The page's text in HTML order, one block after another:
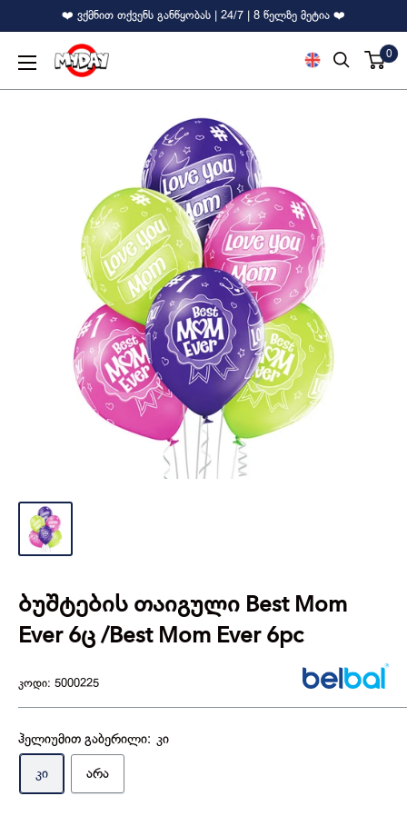
❤️ ვქმნით თქვენს განწყობას | 24/7 | 8 წელზე მეტია ❤️
MyDay 0
ბუშტების თაიგული Best Mom
Ever 6ც /Best Mom Ever 6pc
კოდი: 5000225
ჰელიუმით გაბერილი: კი
კი არა